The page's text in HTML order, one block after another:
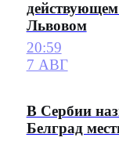
действующем
Львовом
20:59
7 АВГ
В Сербии
Белград